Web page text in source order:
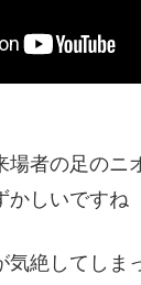
場者の足の
かしいですね
気絶してしま